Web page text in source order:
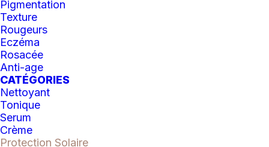
Pigmentation
Texture
Rougeurs
Eczéma
Rosacée
Anti-age
CATÉGORIES
Nettoyant
Tonique
Serum
Crème
Protection Solaire
62.00
quantité
de
Baume
coloré
Sunforgettable®
AJOUTER AU PANIER
Catégorie